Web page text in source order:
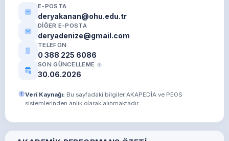
E-POSTA
deryakanan@ohu.edu.tr
DIĞER E-POSTA
deryadenize@gmail.com
TELEFON
0 388 225 6086
SON GÜNCELLEME
30.06.2026
Veri Kaynağı: Bu sayfadaki bilgiler AKAPEDİA ve PEOS
sistemlerinden anlık olarak alınmaktadır.